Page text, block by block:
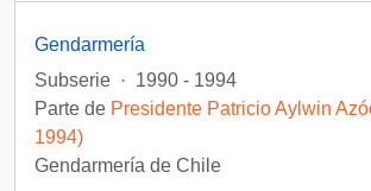
Gendarmería
Subserie · 1990 - 1994
Parte de Presidente Patricio Aylwin
1994)
Gendarmería de Chile